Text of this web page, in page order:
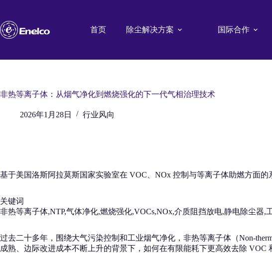
内
容
首页 除尘解决方案 国际合作
非热等离子体：从烟气净化到燃烧强化的下一代气相治理技术
2026年1月28日 行业风向
基于美国洛斯阿拉莫斯国家实验室在 VOC、NOx 控制与等离子体助燃方面的
关键词
非热等离子体,NTP,气体净化,燃烧强化,VOCs,NOx,介质阻挡放电,静电除尘器,
过去二十多年，围绕大气污染控制和工业烟气净化，非热等离子体（
成熟、边际改进成本不断上升的背景下，如何在有限能耗下更高效去除